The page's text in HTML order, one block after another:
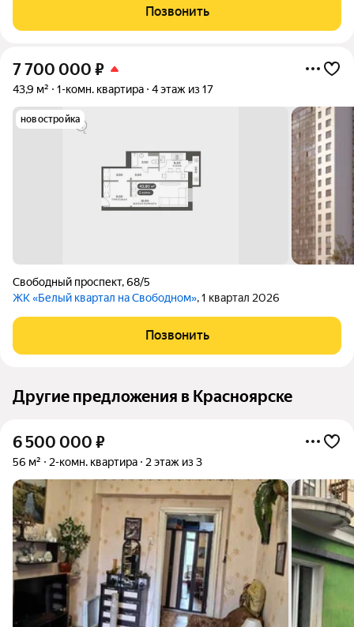
Позвонить
7 700 000 ₽
43,9 м² 1-комн. квартира 4 этаж из 17
новостройка
Свободный проспект,68/5
ЖК «Белый квартал на Свободном», 1 квартал 2026
Позвонить
Другие предложения в Красноярске
6 500 000 ₽
56 м² 2-комн. квартира 2 этаж из 3